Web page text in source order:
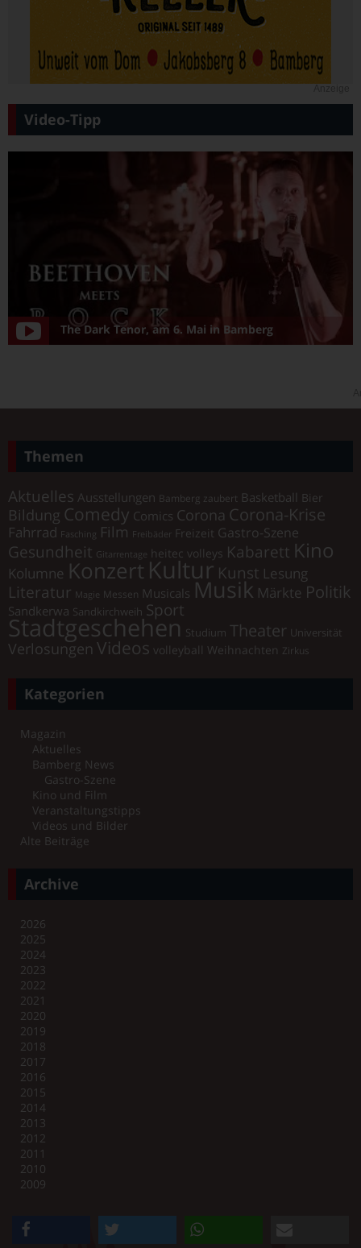
Video-Tipp
The Dark Tenor, am 6. Mai in Bamberg
Themen
Aktuelles Ausstellungen Bamberg zaubert Basketball Bier
Bildung Comedy Comics Corona Corona-Krise
Fahrrad Fasching Film Freibäder Freizeit Gastro-Szene
Gesundheit Gitarrentage heitec volleys Kabarett Kino
Kolumne Konzert Kultur Kunst Lesung
Literatur Magie Messen Musicals Musik Märkte Politik
Sandkerwa Sandkirchweih Sport
Stadtgeschehen Studium Theater Universität
Verlosungen Videos volleyball Weihnachten Zirkus
Kategorien
Magazin
Aktuelles
Bamberg News
Gastro-Szene
Kino und Film
Veranstaltungstipps
Videos und Bilder
Alte Beiträge
Archive
2026
2025
2024
2023
2022
2021
2020
2019
2018
2017
2016
2015
2014
2013
2012
2011
2010
2009